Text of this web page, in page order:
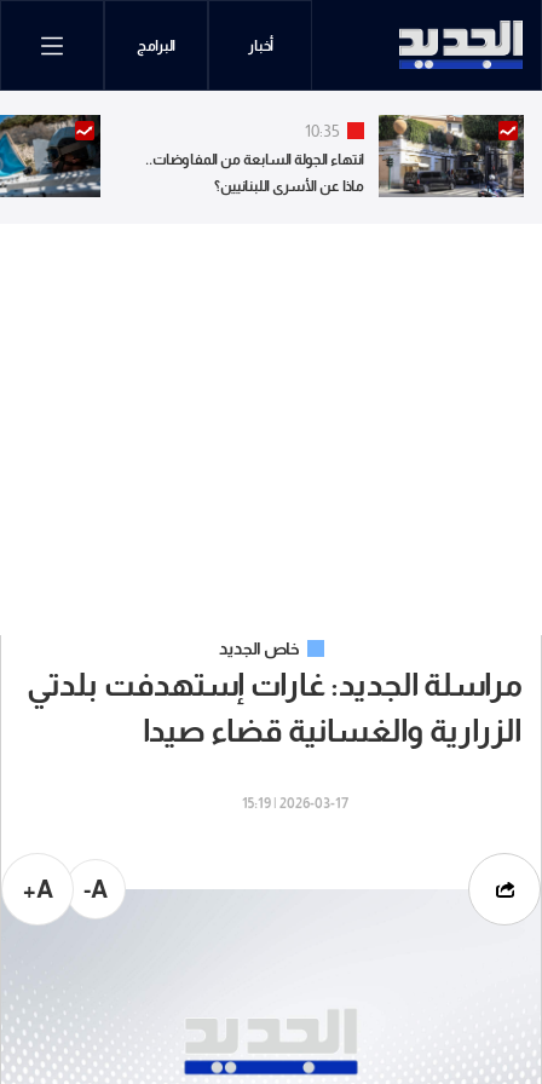
أخبار البرامج
10:35
انتهاء الجولة السابعة من المفاوضات..
ماذا عن الأسرى اللبنانيين؟
خاص الجديد
مراسلة الجديد: غارات إستهدفت بلدتي
الزرارية والغسانية قضاء صيدا
2026-03-17 | 15:19
A-
A+